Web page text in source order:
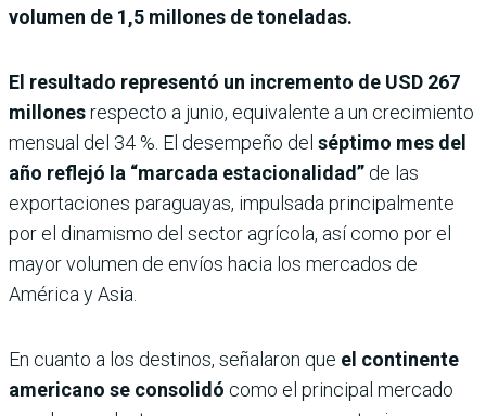
volumen de 1,5 millones de toneladas.
El resultado representó un incremento de USD 267
millonesrespecto a junio, equivalente a un crecimiento
mensual del 34 %. El desempeño del séptimo mes del
año reflejó la “marcada estacionalidad” de las
exportaciones paraguayas, impulsada principalmente
por el dinamismo del sector agrícola, así como por el
mayor volumen de envíos hacia los mercados de
América y Asia.
En cuanto a los destinos, señalaron que el continente
americano se consolidó como el principal mercado